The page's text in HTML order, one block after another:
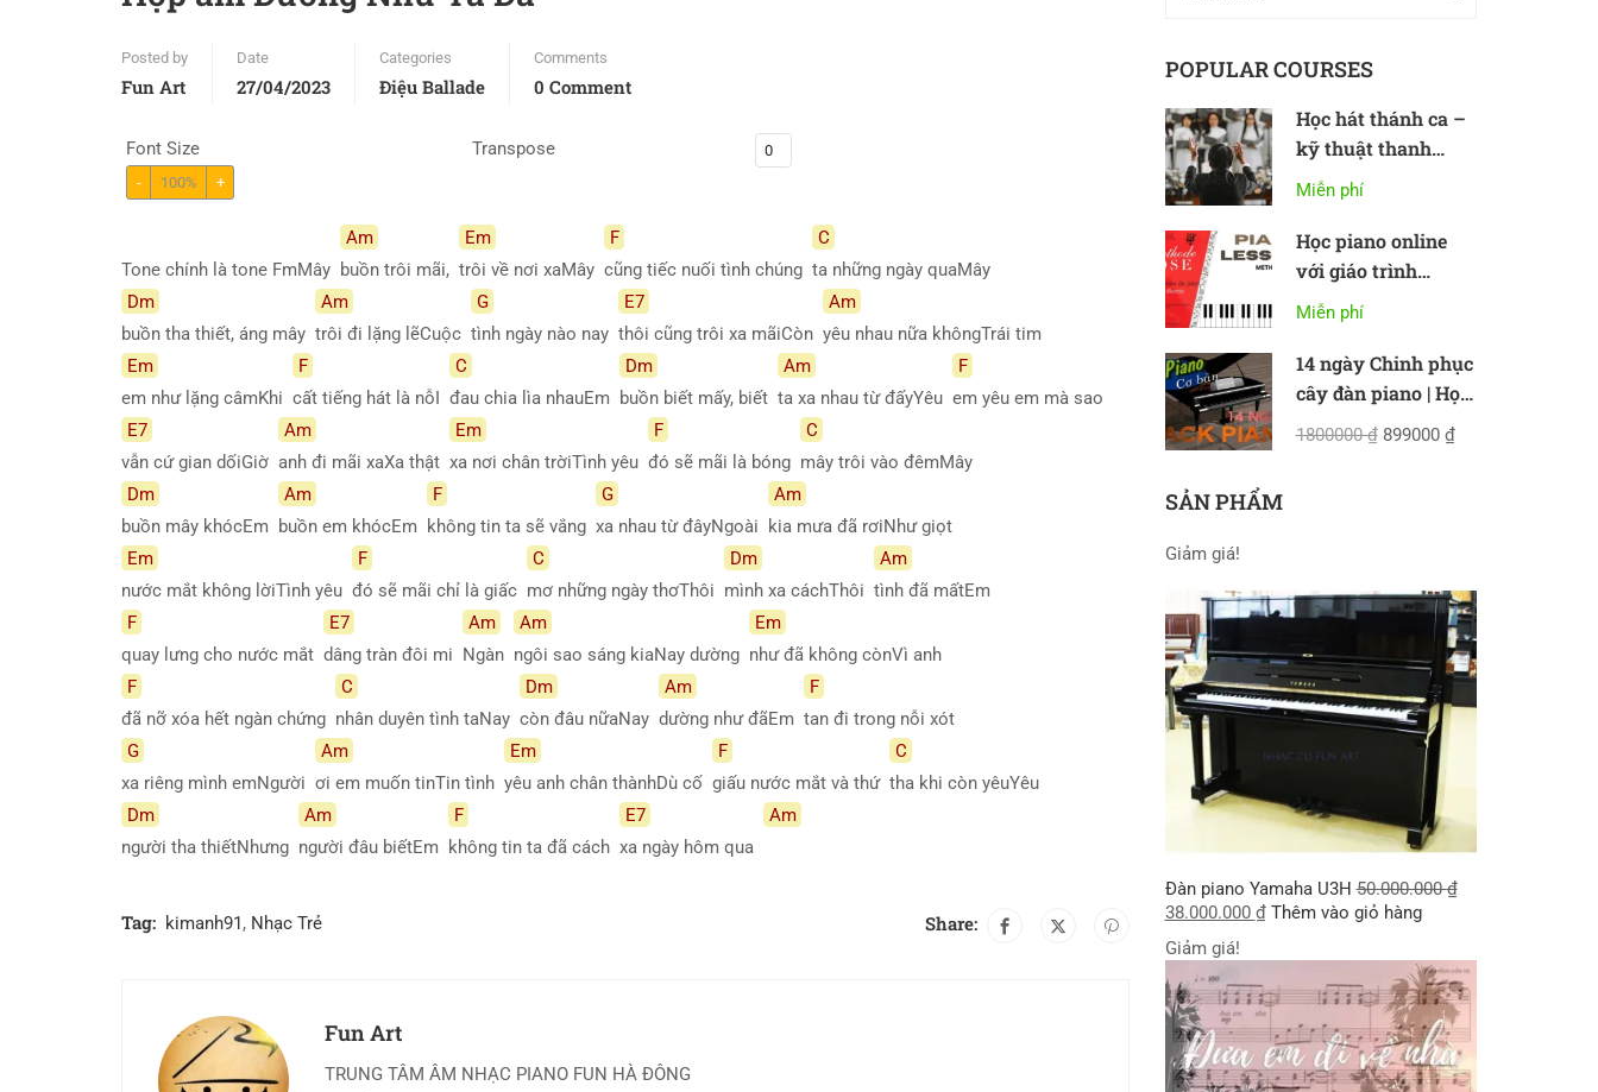
Posted by
Fun Art
Date
27/04/2023
Categories
Điệu Ballade
Comments
0 Comment
Font Size
- 100% +
Transpose
Tone chính là tone FmMây
Am
buồn trôi mãi,
Em
trôi về nơi xaMây
F
cũng tiếc nuối tình chúng
C
ta những ngày quaMây
Dm
buồn tha thiết, áng mây
Am
trôi đi lặng lẽCuộc
G
tình ngày nào nay
E7
thôi cũng trôi xa mãiCòn
Am
yêu nhau nữa khôngTrái tim
Em
em như lặng câmKhi
F
cất tiếng hát là nỗI
C
đau chia lìa nhauEm
Dm
buồn biết mấy, biết
Am
ta xa nhau từ đấyYêu
F
em yêu em mà sao
E7
vẫn cứ gian dốiGiờ
Am
anh đi mãi xaXa thật
Em
xa nơi chân trờiTình yêu
F
đó sẽ mãi là bóng
C
mây trôi vào đêmMây
Dm
buồn mây khócEm
Am
buồn em khócEm
F
không tin ta sẽ vắng
G
xa nhau từ đâyNgoài
Am
kia mưa đã rơiNhư giọt
Em
nước mắt không lờiTình yêu
F
đó sẽ mãi chỉ là giấc
C
mơ những ngày thơThôi
Dm
mình xa cáchThôi
Am
tình đã mấtEm
F
quay lưng cho nước mắt
E7
dâng tràn đôi mi
Am
Ngàn
Am
ngôi sao sáng kiaNay dường
Em
như đã không cònVì anh
F
đã nỡ xóa hết ngàn chứng
C
nhân duyên tình taNay
Dm
còn đâu nữaNay
Am
dường như đãEm
F
tan đi trong nỗi xót
G
xa riêng mình emNgười
Am
ơi em muốn tinTin tình
Em
yêu anh chân thànhDù cố
F
giấu nước mắt và thứ
C
tha khi còn yêuYêu
Dm
người tha thiếtNhưng
Am
người đâu biếtEm
F
không tin ta đã cách
E7
xa ngày hôm qua
Am
Tag: kimanh91, Nhạc Trẻ Share:
Fun Art
TRUNG TÂM ÂM NHẠC PIANO FUN HÀ ĐÔNG
POPULAR COURSES
Học hát thánh ca –
kỹ thuật thanh
nhạc cơ bản
Miễn phí
Học piano online
với giáo trình
Methode Rose
Miễn phí
14 ngày Chinh phục
cây đàn piano | Học
piano online cơ bản
1800000 ₫ 899000 ₫
SẢN PHẨM
Giảm giá!
Đàn piano Yamaha U3H 50.000.000₫
38.000.000 ₫ Thêm vào giỏ hàng
Giảm giá!